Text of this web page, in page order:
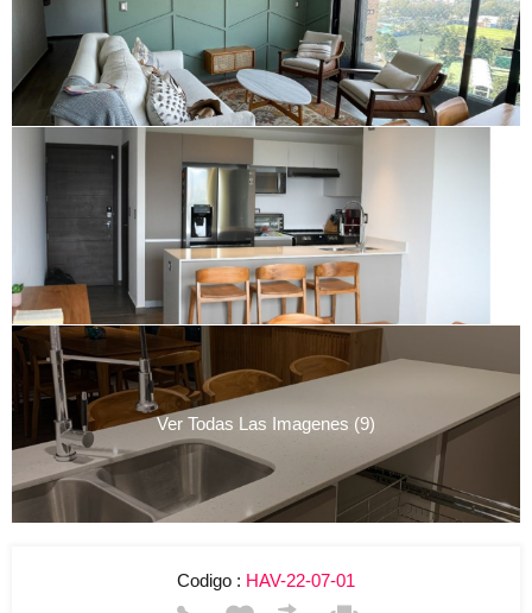
Ver Todas Las Imagenes (9)
Codigo : HAV-22-07-01